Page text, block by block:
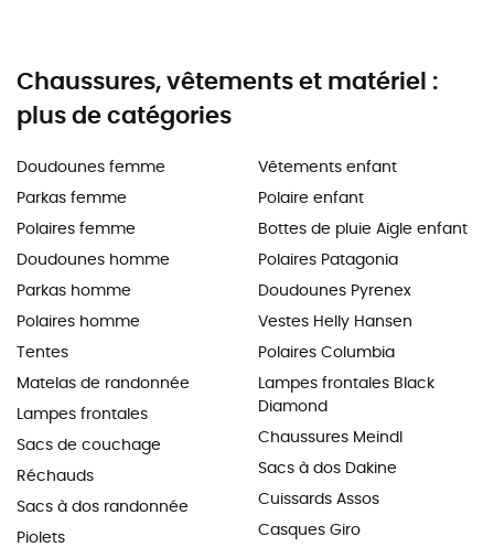
Chaussures, vêtements et matériel :
plus de catégories
Doudounes femme
Parkas femme
Polaires femme
Doudounes homme
Parkas homme
Polaires homme
Tentes
Matelas de randonnée
Lampes frontales
Sacs de couchage
Réchauds
Sacs à dos randonnée
Piolets
Vêtements enfant
Polaire enfant
Bottes de pluie Aigle enfant
Polaires Patagonia
Doudounes Pyrenex
Vestes Helly Hansen
Polaires Columbia
Lampes frontales Black
Diamond
Chaussures Meindl
Sacs à dos Dakine
Cuissards Assos
Casques Giro